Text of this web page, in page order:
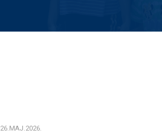
26.MAJ.2026.